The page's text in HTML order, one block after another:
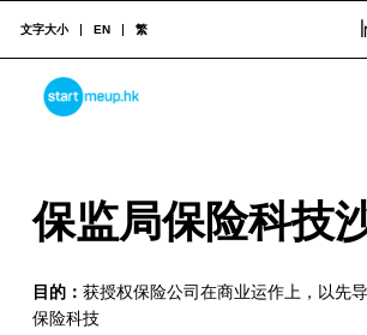
保监局保险科技沙盒 - StartmeupHK
STARTMEUPHK
STARTMEUPHK FESTIVAL IS THE LEADING STARTUP AND INNOVATION CONFERENCE EVENT IN HONG KONG
文字大小 EN 繁
保
局
保监局保险科技
目的： 获授权保险公司在商业运作上，以先
保险科技